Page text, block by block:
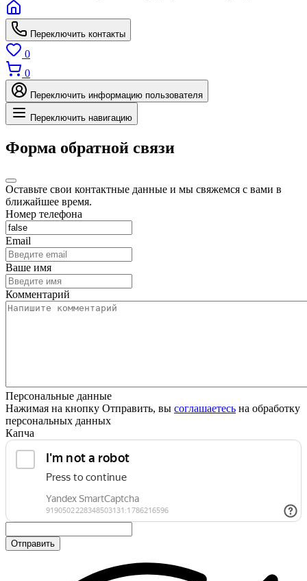
Переключить контакты
0
0
Переключить информацию пользователя
Переключить навигацию
Форма обратной связи
Оставьте свои контактные данные и мы свяжемся с вами в
ближайшее время.
Номер телефона
Email
Ваше имя
Комментарий
Персональные данные
Нажимая на кнопку Отправить, вы соглашаетесь на обработку
персональных данных
Капча
Отправить